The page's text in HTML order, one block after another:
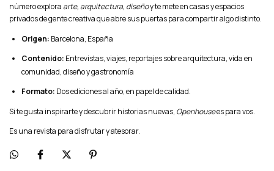
número explora arte, arquitectura, diseñoy te mete en casas y espacios
privados de gente creativa que abre sus puertas para compartir algo distinto.
Origen: Barcelona, España
Contenido: Entrevistas, viajes, reportajes sobre arquitectura, vida en
comunidad, diseño y gastronomía
Formato: Dos ediciones al año, en papel de calidad.
Si te gusta inspirarte y descubrir historias nuevas, Openhousees para vos.
Es una revista para disfrutar y atesorar.